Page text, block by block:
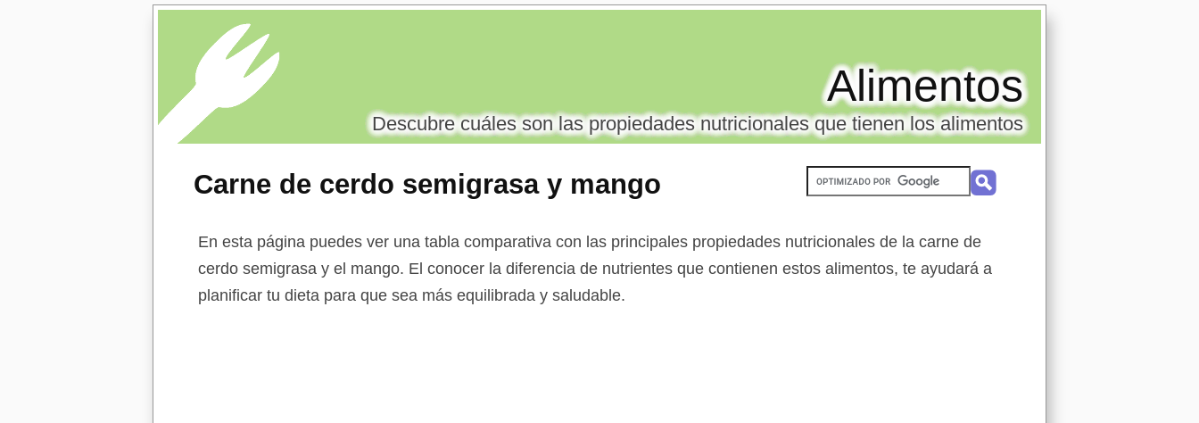
Carne de cerdo semigrasa y mango
Alimentos
Descubre cuáles son las propiedades nutricionales que tienen los alimentos
En esta página puedes ver una tabla comparativa con las principales propiedades nutricionales de la carne de
cerdo semigrasa y el mango. El conocer la diferencia de nutrientes que contienen estos alimentos, te ayudará a
planificar tu dieta para que sea más equilibrada y saludable.